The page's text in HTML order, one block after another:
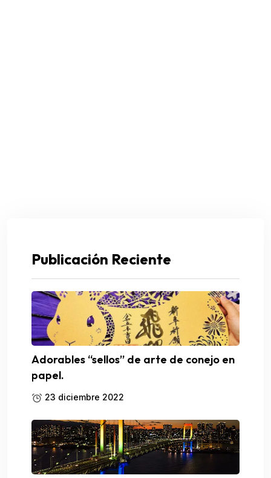
Publicación Reciente
Adorables “sellos” de arte de conejo en
papel.
23 diciembre 2022